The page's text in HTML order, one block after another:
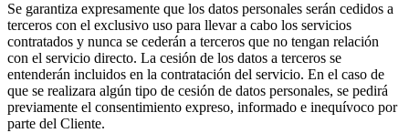
Se garantiza expresamente que los datos personales serán cedidos a
terceros con el exclusivo uso para llevar a cabo los servicios
contratados y nunca se cederán a terceros que no tengan relación
con el servicio directo. La cesión de los datos a terceros se
entenderán incluidos en la contratación del servicio. En el caso de
que se realizara algún tipo de cesión de datos personales, se pedirá
previamente el consentimiento expreso, informado e inequívoco por
parte del Cliente.